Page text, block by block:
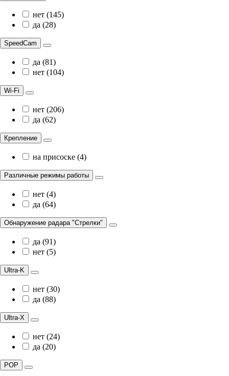
нет (145)
да (28)
SpeedCam
да (81)
нет (104)
Wi-Fi
нет (206)
да (62)
Крепление
на присоске (4)
Различные режимы работы
нет (4)
да (64)
Обнаружение радара "Стрелки"
да (91)
нет (5)
Ultra-K
нет (30)
да (88)
Ultra-X
нет (24)
да (20)
POP